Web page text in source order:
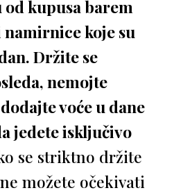
kupusa barem
koje su
Držite se
nemojte
voće u dane
jedete isključivo
se striktno držite
možete očekivati